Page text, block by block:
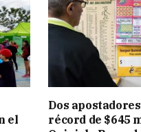
el
Dos
récord de $645